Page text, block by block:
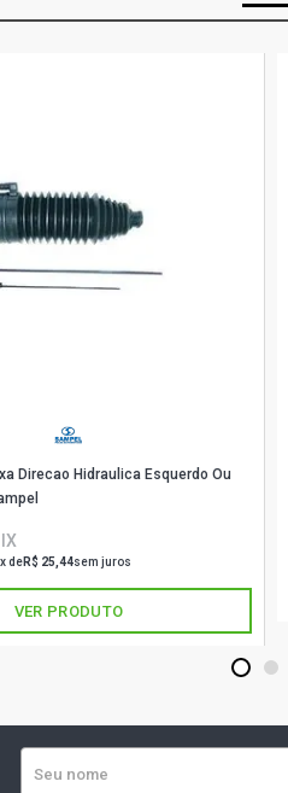
Direcao Hidraulica Esquerdo Ou
deR$ 25,44sem juros
VER PRODUTO
1 2